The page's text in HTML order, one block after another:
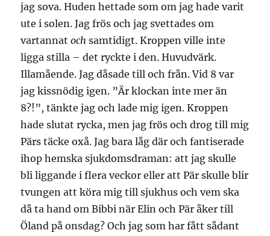
jag sova. Huden hettade som om jag hade varit
ute i solen. Jag frös och jag svettades om
vartannat och samtidigt. Kroppen ville inte
ligga stilla – det ryckte i den. Huvudvärk.
Illamående. Jag dåsade till och från. Vid 8 var
jag kissnödig igen. ”Är klockan inte mer än
8?!”, tänkte jag och lade mig igen. Kroppen
hade slutat rycka, men jag frös och drog till mig
Pärs täcke oxå. Jag bara låg där och fantiserade
ihop hemska sjukdomsdraman: att jag skulle
bli liggande i flera veckor eller att Pär skulle blir
tvungen att köra mig till sjukhus och vem ska
då ta hand om Bibbi när Elin och Pär åker till
Öland på onsdag? Och jag som har fått sådant